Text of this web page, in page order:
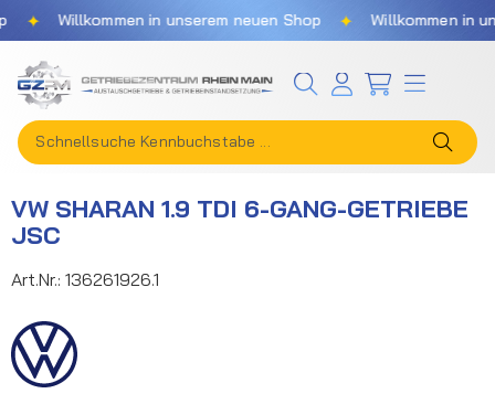
Zum Hauptinhalt springen
✦ Willkommen in unserem neuen Shop ✦ Willkommen in
VW SHARAN 1.9 TDI 6-GANG-GETRIEBE
JSC
Art.Nr.: 136261926.1